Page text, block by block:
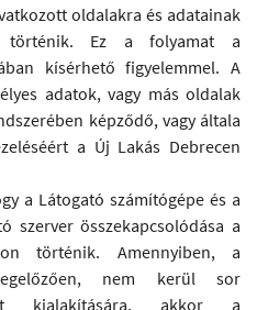
oldalakra és adatainak
Ez a folyamat a
kísérhető figyelemmel. A
adatok, vagy más oldalak
képződő, vagy általa
a Új Lakás Debrecen
a Látogató számítógépe és a
szerver összekapcsolódása a
történik. Amennyiben, a
nem kerül sor
kialakítására, akkor a